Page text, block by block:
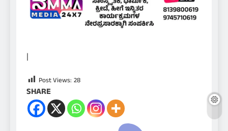
|
Post Views: 28
SHARE